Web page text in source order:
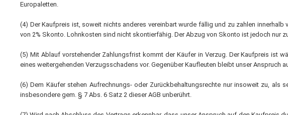
Europaletten.
(4) Der Kaufpreis ist, soweit nichts anderes vereinbart wurde fällig und zu zahlen
von 2% Skonto. Lohnkosten sind nicht skontierfähig. Der Abzug von Skonto ist jedoch nur
(5) Mit Ablauf vorstehender Zahlungsfrist kommt der Käufer in Verzug. Der Kaufpreis ist
eines weitergehenden Verzugsschadens vor. Gegenüber Kaufleuten bleibt unser Anspruch
(6) Dem Käufer stehen Aufrechnungs- oder Zurückbehaltungsrechte nur insoweit zu,
insbesondere gem. § 7 Abs. 6 Satz 2 dieser AGB unberührt.